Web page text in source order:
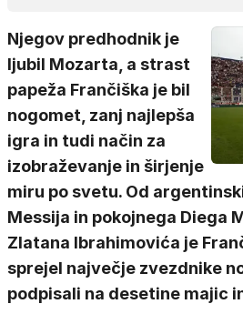
Njegov predhodnik je
ljubil Mozarta, a strast
papeža Frančiška je bil
nogomet, zanj najlepša
igra in tudi način za
izobraževanje in širjenje
miru po svetu. Od
Messija in pokojnega Diega
Zlatana Ibrahimovića je
sprejel največje zvezdnike
podpisali na desetine majic